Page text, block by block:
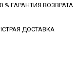
% ГАРАНТИЯ ВОЗВРАТА
ДОСТАВКА